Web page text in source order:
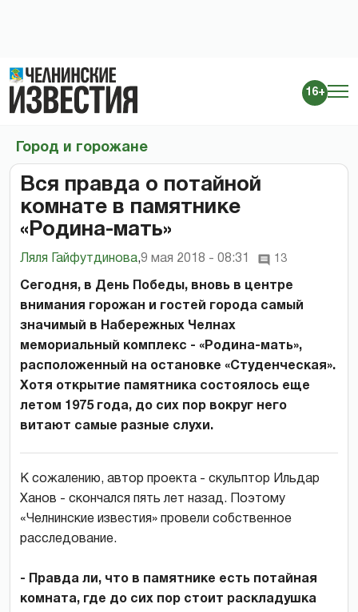
16+
Город и горожане
Вся правда о потайной
комнате в памятнике
«Родина-мать»
Ляля Гайфутдинова,9 мая 2018 - 08:31 13
Сегодня, в День Победы, вновь в центре
внимания горожан и гостей города самый
значимый в Набережных Челнах
мемориальный комплекс - «Родина-мать»,
расположенный на остановке «Студенческая».
Хотя открытие памятника состоялось еще
летом 1975 года, до сих пор вокруг него
витают самые разные слухи.
К сожалению, автор проекта - скульптор Ильдар
Ханов - скончался пять лет назад. Поэтому
«Челнинские известия» провели собственное
расследование.
- Правда ли, что в памятнике есть потайная
комната, где до сих пор стоит раскладушка